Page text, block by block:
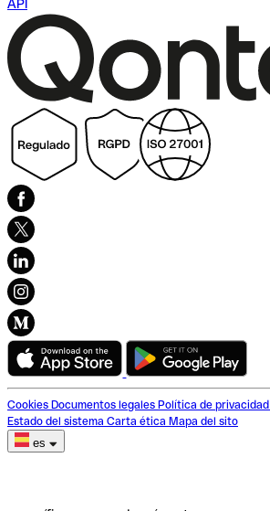
API
Cookies Documentos legales Política de privacidad
Estado del sistema Carta ética Mapa del sito
es